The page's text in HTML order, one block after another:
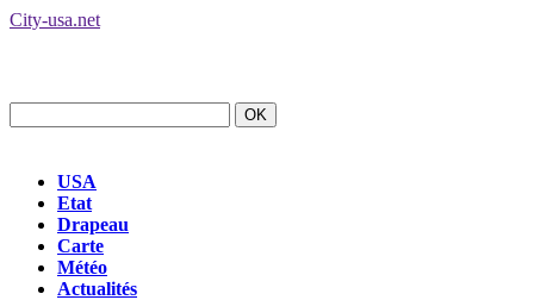
City-usa.net
USA
Etat
Drapeau
Carte
Météo
Actualités